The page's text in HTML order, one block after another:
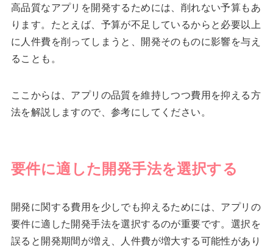
高品質なアプリを開発するためには、削れない予算もあ
ります。たとえば、予算が不足しているからと必要以上
に人件費を削ってしまうと、開発そのものに影響を与え
ることも。
ここからは、アプリの品質を維持しつつ費用を抑える方
法を解説しますので、参考にしてください。
要件に適した開発手法を選択する
開発に関する費用を少しでも抑えるためには、アプリの
要件に適した開発手法を選択するのが重要です。選択を
誤ると開発期間が増え、人件費が増大する可能性があり